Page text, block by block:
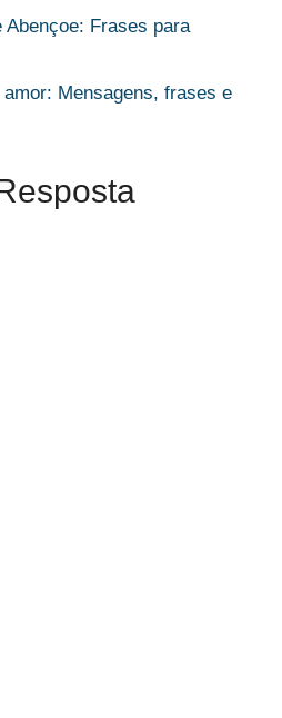
Abençoe​: Frases para
Mensagens, frases e